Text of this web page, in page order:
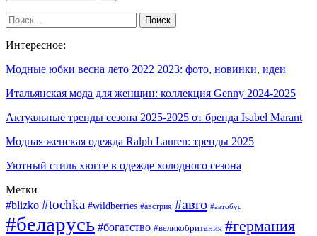
Интересное:
Модные юбки весна лето 2022 2023: фото, новинки, идеи
Итальянская мода для женщин: коллекция Genny 2024-2025
Актуальные тренды сезона 2025-2025 от бренда Isabel Marant
Модная женская одежда Ralph Lauren: тренды 2025
Уютный стиль хюгге в одежде холодного сезона
Метки
#blizko #tochka #wildberries #австрия #авто #автобус
#беларусь #богатство #великобритания #германия